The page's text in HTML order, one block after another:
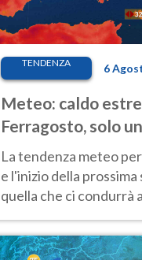
TENDENZA 6
Meteo: caldo
Ferragosto, solo
pausa. Ecco dove
La tendenza meteo
e l'inizio della
quella che ci condurrà
temperature molto